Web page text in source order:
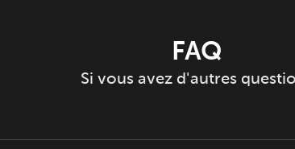
FAQ
Si vous avez d'autres